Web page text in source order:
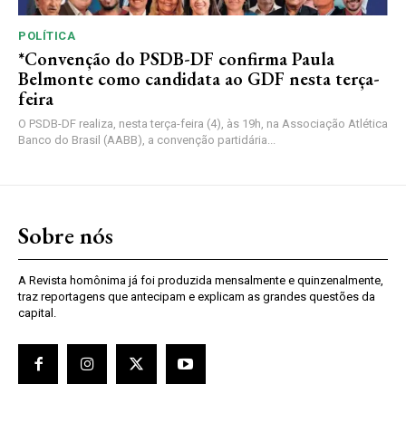
POLÍTICA
*Convenção do PSDB-DF confirma Paula
Belmonte como candidata ao GDF nesta terça-
feira
O PSDB-DF realiza, nesta terça-feira (4), às 19h, na Associação Atlética
Banco do Brasil (AABB), a convenção partidária...
Sobre nós
A Revista homônima já foi produzida mensalmente e quinzenalmente,
traz reportagens que antecipam e explicam as grandes questões da
capital.